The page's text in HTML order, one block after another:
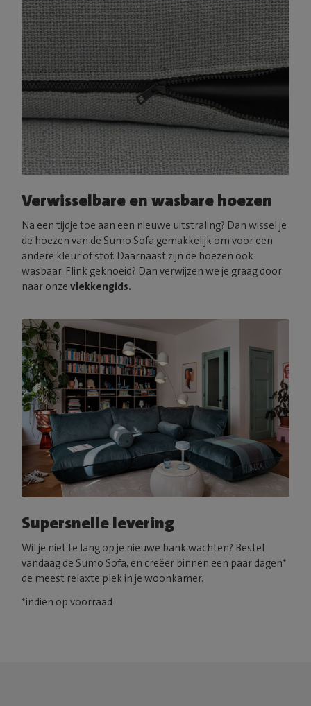
Verwisselbare en wasbare hoezen
Na een tijdje toe aan een nieuwe uitstraling? Dan wissel je
de hoezen van de Sumo Sofa gemakkelijk om voor een
andere kleur of stof. Daarnaast zijn de hoezen ook
wasbaar. Flink geknoeid? Dan verwijzen we je graag door
naar onzevlekkengids.
Supersnelle levering
Wil je niet te lang op je nieuwe bank wachten? Bestel
vandaag de Sumo Sofa, en creëer binnen een paar dagen*
de meest relaxte plek in je woonkamer.
*indien op voorraad